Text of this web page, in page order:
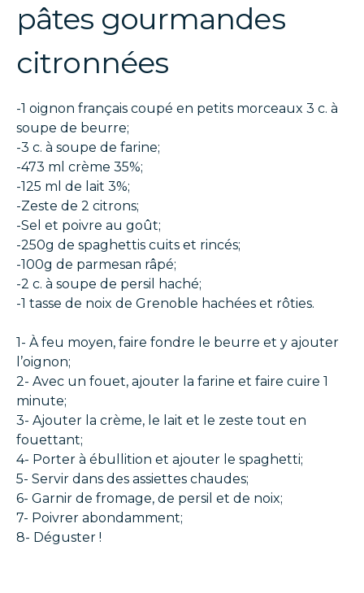
pâtes gourmandes
citronnées
-1 oignon français coupé en petits morceaux 3 c. à
soupe de beurre;
-3 c. à soupe de farine;
-473 ml crème 35%;
-125 ml de lait 3%;
-Zeste de 2 citrons;
-Sel et poivre au goût;
-250g de spaghettis cuits et rincés;
-100g de parmesan râpé;
-2 c. à soupe de persil haché;
-1 tasse de noix de Grenoble hachées et rôties.
1- À feu moyen, faire fondre le beurre et y ajouter
l’oignon;
2- Avec un fouet, ajouter la farine et faire cuire 1
minute;
3- Ajouter la crème, le lait et le zeste tout en
fouettant;
4- Porter à ébullition et ajouter le spaghetti;
5- Servir dans des assiettes chaudes;
6- Garnir de fromage, de persil et de noix;
7- Poivrer abondamment;
8- Déguster !